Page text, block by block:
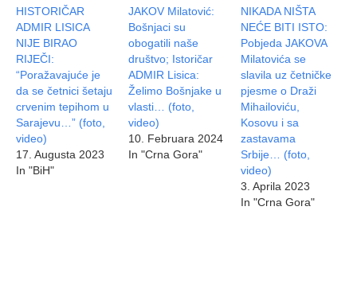
HISTORIČAR
ADMIR LISICA
NIJE BIRAO
RIJEČI:
“Poražavajuće je
da se četnici šetaju
crvenim tepihom u
Sarajevu…” (foto,
video)
17. Augusta 2023
In "BiH"
JAKOV Milatović:
Bošnjaci su
obogatili naše
društvo; Istoričar
ADMIR Lisica:
Želimo Bošnjake u
vlasti… (foto,
video)
10. Februara 2024
In "Crna Gora"
NIKADA NIŠTA
NEĆE BITI ISTO:
Pobjeda JAKOVA
Milatovića se
slavila uz četničke
pjesme o Draži
Mihailoviću,
Kosovu i sa
zastavama
Srbije… (foto,
video)
3. Aprila 2023
In "Crna Gora"